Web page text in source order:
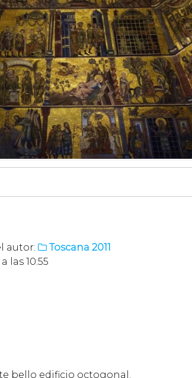
autor:  Toscana 2011
las 10:55
bello edificio octogonal.